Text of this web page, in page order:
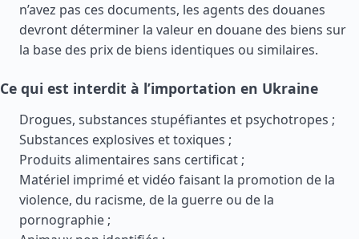
n’avez pas ces documents, les agents des douanes
devront déterminer la valeur en douane des biens sur
la base des prix de biens identiques ou similaires.
Ce qui est interdit à l’importation en Ukraine
Drogues, substances stupéfiantes et psychotropes ;
Substances explosives et toxiques ;
Produits alimentaires sans certificat ;
Matériel imprimé et vidéo faisant la promotion de la
violence, du racisme, de la guerre ou de la
pornographie ;